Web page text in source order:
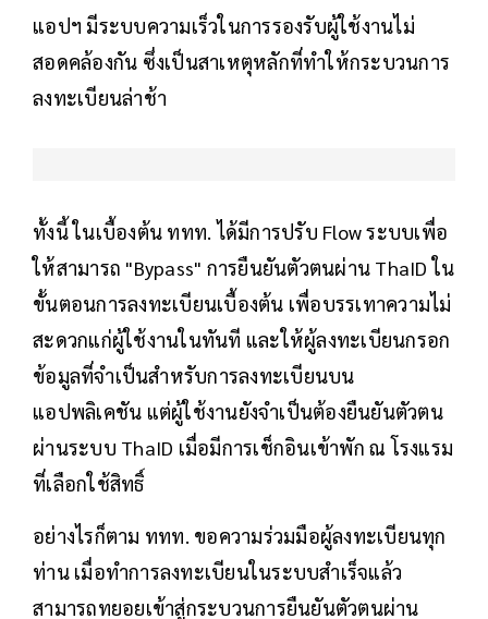
แอปฯ มีระบบความเร็วในการรองรับผู้ใช้งานไม่
สอดคล้องกัน ซึ่งเป็นสาเหตุหลักที่ทำให้กระบวนการ
ลงทะเบียนล่าช้า
ทั้งนี้ ในเบื้องต้น ททท. ได้มีการปรับ Flow ระบบเพื่อ
ให้สามารถ "Bypass" การยืนยันตัวตนผ่าน ThaID ใน
ขั้นตอนการลงทะเบียนเบื้องต้น เพื่อบรรเทาความไม่
สะดวกแก่ผู้ใช้งานในทันที และให้ผู้ลงทะเบียนกรอก
ข้อมูลที่จำเป็นสำหรับการลงทะเบียนบน
แอปพลิเคชัน แต่ผู้ใช้งานยังจำเป็นต้องยืนยันตัวตน
ผ่านระบบ ThaID เมื่อมีการเช็กอินเข้าพัก ณ โรงแรม
ที่เลือกใช้สิทธิ์
อย่างไรก็ตาม ททท. ขอความร่วมมือผู้ลงทะเบียนทุก
ท่าน เมื่อทำการลงทะเบียนในระบบสำเร็จแล้ว
สามารถทยอยเข้าสู่กระบวนการยืนยันตัวตนผ่าน